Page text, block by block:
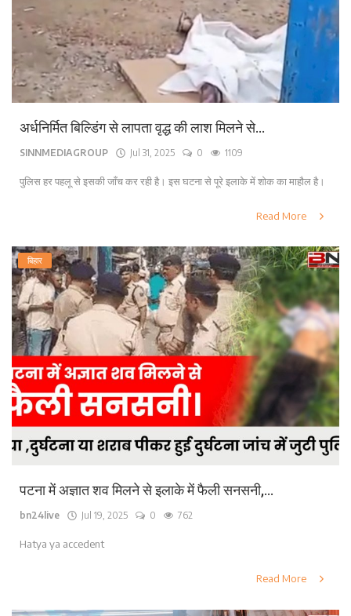
अर्धनिर्मित बिल्डिंग से लापता वृद्ध की लाश मिलने से...
SINNMEDIAGROUP Jul 31, 2025 0 1109
पुलिस हर पहलू से इसकी जाँच कर रही है। इस घटना से पूरे इलाके में शोक का माहौल है।
Read More
बिहार
पटना में अज्ञात शव मिलने से इलाके में फैली सनसनी,...
bn24live Jul 19, 2025 0 762
Hatya ya accedent
Read More